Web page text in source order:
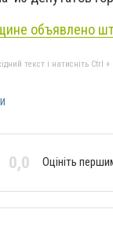
объявлено
текст і натисніть Ctrl
0,0 Оцініть